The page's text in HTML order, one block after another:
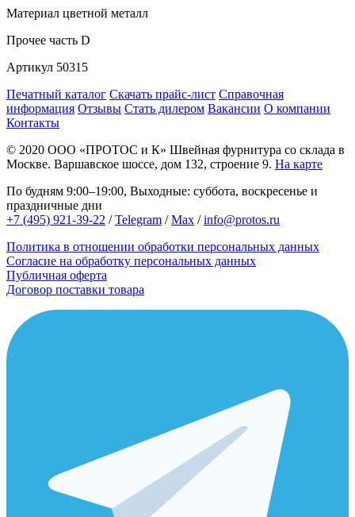
Материал цветной металл
Прочее часть D
Артикул 50315
Печатный каталог Скачать прайс-лист Справочная
информация Отзывы Стать дилером Вакансии О компании
Контакты
© 2020 ООО «ПРОТОС и К» Швейная фурнитура со склада в
Москве. Варшавское шоссе, дом 132, строение 9. На карте
По будням 9:00–19:00, Выходные: суббота, воскресенье и
праздничные дни
+7 (495) 921-39-22 /Telegram /Max /info@protos.ru
Политика в отношении обработки персональных данных
Согласие на обработку персональных данных
Публичная оферта
Договор поставки товара